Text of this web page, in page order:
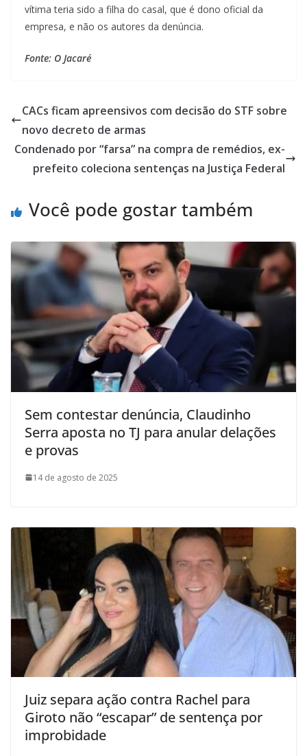
vítima teria sido a filha do casal, que é dono oficial da
empresa, e não os autores da denúncia.
Fonte: O Jacaré
CACs ficam apreensivos com decisão do STF sobre
novo decreto de armas
Condenado por “farsa” na compra de remédios, ex-
prefeito coleciona sentenças na Justiça Federal
Você pode gostar também
Sem contestar denúncia, Claudinho
Serra aposta no TJ para anular delações
e provas
14 de agosto de 2025
Juiz separa ação contra Rachel para
Giroto não “escapar” de sentença por
improbidade